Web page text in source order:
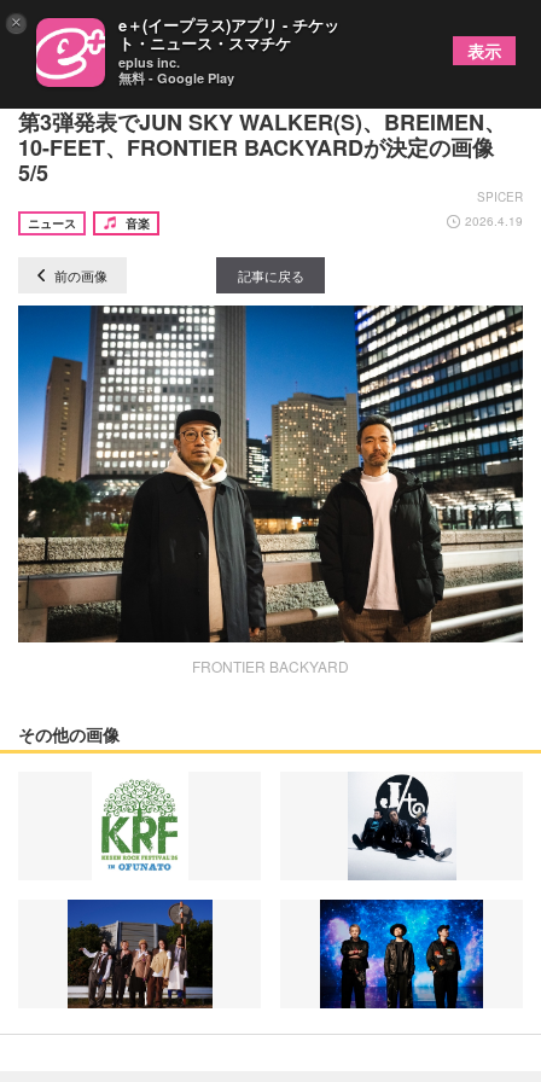
岩手・大船渡市の『KESEN ROCK FESTIVAL’26』
第3弾発表でJUN SKY WALKER(S)、BREIMEN、
10-FEET、FRONTIER BACKYARDが決定の画像
5/5
SPICER
ニュース
音楽 2026.4.19
前の画像 記事に戻る
FRONTIER BACKYARD
その他の画像
× e＋(イープラス)アプリ - チケッ
ト・ニュース・スマチケ
eplus inc.
無料 - Google Play
表示